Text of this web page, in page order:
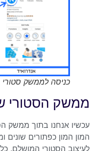
כניסה לממשק סטורי
ממשק הסטורי
עכשיו אנחנו בתוך ממשק
המון המון כפתורים שונים
לעיצוב הסטורי המושלם.